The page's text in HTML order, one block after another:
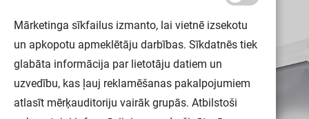
Mārketinga sīkfailus izmanto, lai vietnē izsekotu
un apkopotu apmeklētāju darbības. Sīkdatnēs tiek
glabāta informācija par lietotāju datiem un
uzvedību, kas ļauj reklamēšanas pakalpojumiem
atlasīt mērķauditoriju vairāk grupās. Atbilstoši